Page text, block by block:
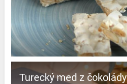
Turecký med z čokolády